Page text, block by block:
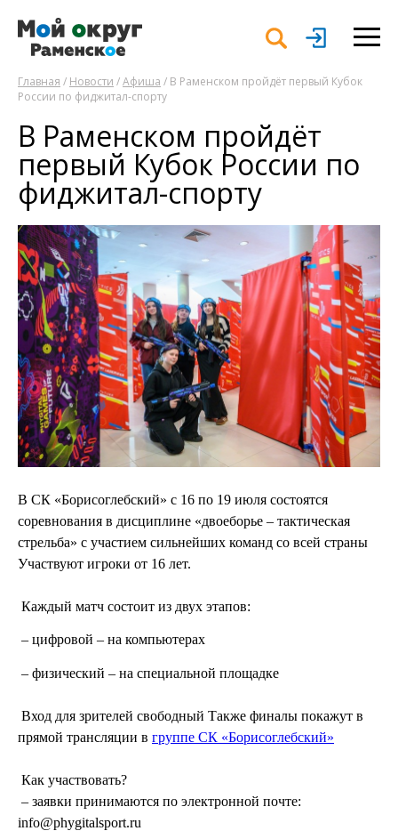
Главная / Новости /Афиша / В Раменском пройдёт первый Кубок
России по фиджитал-спорту
В Раменском пройдёт
первый Кубок России по
фиджитал-спорту
В СК «Борисоглебский» с 16 по 19 июля состоятся
соревнования в дисциплине «двоеборье – тактическая
стрельба» с участием сильнейших команд со всей страны
Участвуют игроки от 16 лет.
Каждый матч состоит из двух этапов:
– цифровой – на компьютерах
– физический – на специальной площадке
Вход для зрителей свободный Также финалы покажут в
прямой трансляции в группе СК «Борисоглебский»
Как участвовать?
– заявки принимаются по электронной почте:
info@phygitalsport.ru